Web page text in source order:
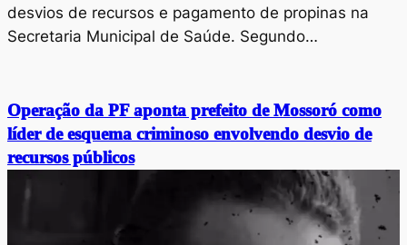
desvios de recursos e pagamento de propinas na
Secretaria Municipal de Saúde. Segundo…
Operação da PF aponta prefeito de Mossoró como
líder de esquema criminoso envolvendo desvio de
recursos públicos